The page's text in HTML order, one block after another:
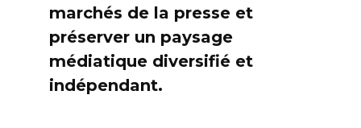
marchés de la presse et
préserver un paysage
médiatique diversifié et
indépendant.